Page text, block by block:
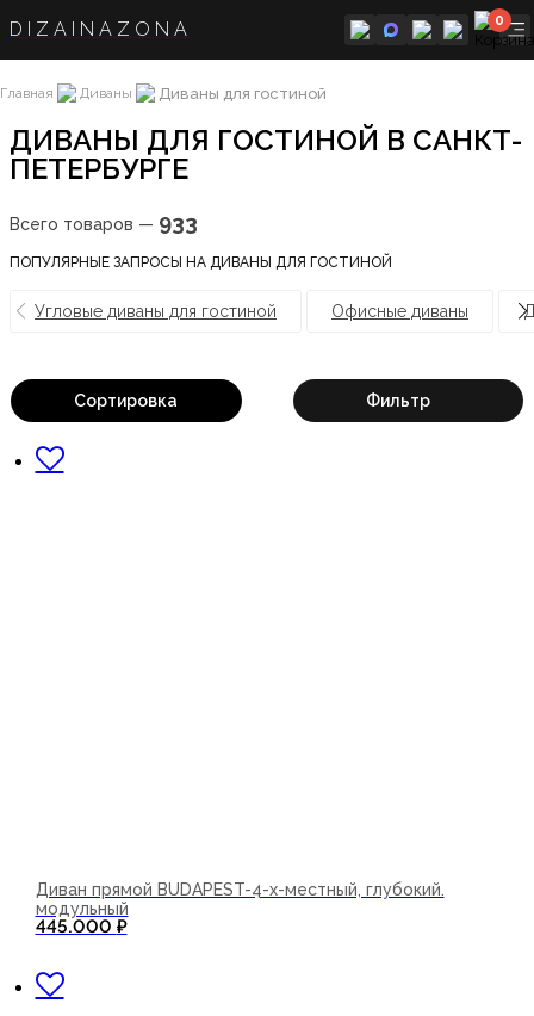
DIZAINAZONA 0
Главная Диваны Диваны для гостиной
ДИВАНЫ ДЛЯ ГОСТИНОЙ В САНКТ-
ПЕТЕРБУРГЕ
Всего товаров — 933
ПОПУЛЯРНЫЕ ЗАПРОСЫ НА ДИВАНЫ ДЛЯ ГОСТИНОЙ
Угловые диваны для гостиной Офисные диваны
Сортировка Фильтр
Диван прямой BUDAPEST-4-х-местный, глубокий.
модульный
445.000 ₽